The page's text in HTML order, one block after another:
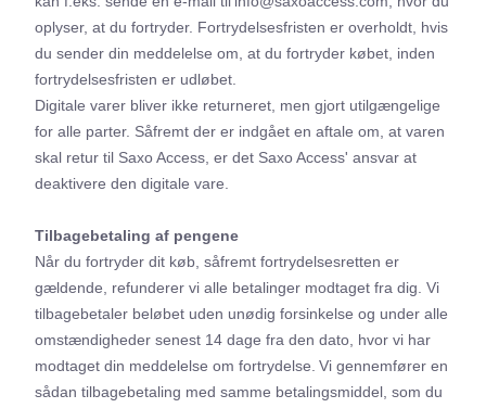
oplyser, at du fortryder. Fortrydelsesfristen er overholdt, hvis
du sender din meddelelse om, at du fortryder købet, inden
fortrydelsesfristen er udløbet.
Digitale varer bliver ikke returneret, men gjort utilgængelige
for alle parter. Såfremt der er indgået en aftale om, at varen
skal retur til Saxo Access, er det Saxo Access' ansvar at
deaktivere den digitale vare.
Tilbagebetaling af pengene
Når du fortryder dit køb, såfremt fortrydelsesretten er
gældende, refunderer vi alle betalinger modtaget fra dig. Vi
tilbagebetaler beløbet uden unødig forsinkelse og under alle
omstændigheder senest 14 dage fra den dato, hvor vi har
modtaget din meddelelse om fortrydelse. Vi gennemfører en
sådan tilbagebetaling med samme betalingsmiddel, som du